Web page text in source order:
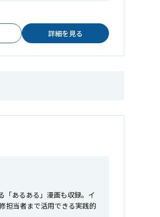
詳細を見る
「あるある」漫画も収録。イ
担当者まで活用できる実践的